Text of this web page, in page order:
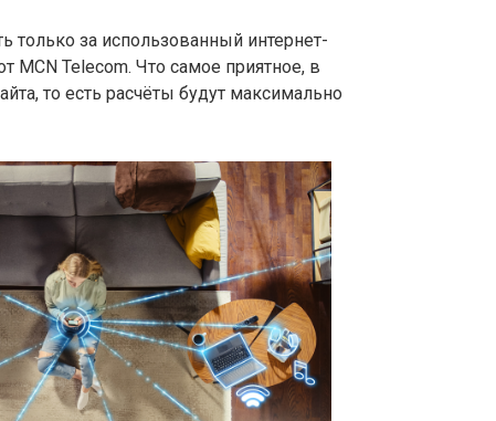
только за использованный интернет-
MCN Telecom. Что самое приятное, в
то есть расчёты будут максимально